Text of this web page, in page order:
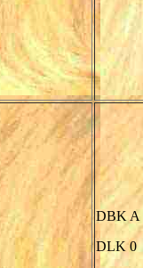
DBK A
DLK 0